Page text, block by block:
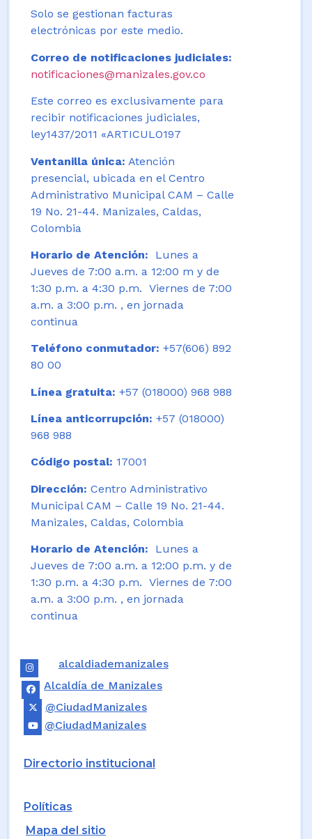
Solo se gestionan facturas
electrónicas por este medio.
Correo de notificaciones judiciales:
notificaciones@manizales.gov.co
Este correo es exclusivamente para
recibir notificaciones judiciales,
ley1437/2011 «ARTICULO197
Ventanilla única: Atención
presencial, ubicada en el Centro
Administrativo Municipal CAM – Calle
19 No. 21-44. Manizales, Caldas,
Colombia
Horario de Atención:
Lunes a
Jueves de 7:00 a.m. a 12:00 m y de
1:30 p.m. a 4:30 p.m. Viernes de 7:00
a.m. a 3:00 p.m. , en jornada
continua
Teléfono conmutador: +57(606) 892
80 00
Línea gratuita: +57 (018000) 968 988
Línea anticorrupción: +57 (018000)
968 988
Código postal: 17001
Dirección: Centro Administrativo
Municipal CAM – Calle 19 No. 21-44.
Manizales, Caldas, Colombia
Horario de Atención: Lunes a
Jueves de 7:00 a.m. a 12:00 p.m. y de
1:30 p.m. a 4:30 p.m. Viernes de 7:00
a.m. a 3:00 p.m. , en jornada
continua
alcaldiademanizales
Alcaldía de Manizales
@CiudadManizales
@CiudadManizales
Directorio institucional
Políticas
Mapa del sitio